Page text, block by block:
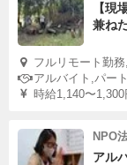
【現
兼ね
フルリモート勤
アルバイト,パー
時給1,140〜1,300
NPO
アル